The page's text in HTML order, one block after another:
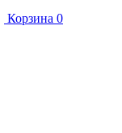
Корзина 0